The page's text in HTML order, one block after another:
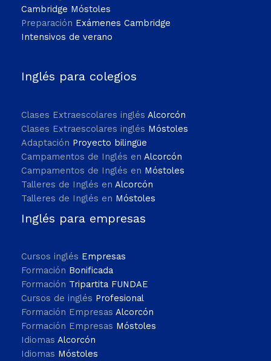
Cambridge Móstoles
Preparación Exámenes Cambridge
Intensivos de verano
Inglés para colegios
Clases Extraescolares inglés Alcorcón
Clases Extraescolares inglés Móstoles
Adaptación Proyecto bilingüe
Campamentos de Inglés en Alcorcón
Campamentos de Inglés en Móstoles
Talleres de Inglés en Alcorcón
Talleres de Inglés en Móstoles
Inglés para empresas
Cursos inglés Empresas
Formación Bonificada
Formación Tripartita FUNDAE
Cursos de inglés Profesional
Formación Empresas Alcorcón
Formación Empresas Móstoles
Idiomas Alcorcón
Idiomas Móstoles